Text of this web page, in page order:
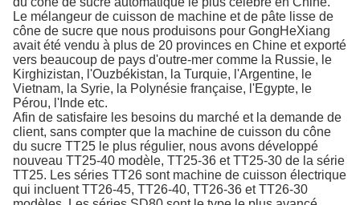
Le mélangeur de cuisson de machine et de pâte lisse de
cône de sucre que nous produisons pour GongHeXiang
avait été vendu à plus de 20 provinces en Chine et exporté
vers beaucoup de pays d'outre-mer comme la Russie, le
Kirghizistan, l'Ouzbékistan, la Turquie, l'Argentine, le
Vietnam, la Syrie, la Polynésie française, l'Egypte, le
Pérou, l'Inde etc.
Afin de satisfaire les besoins du marché et la demande de
client, sans compter que la machine de cuisson du cône
du sucre TT25 le plus régulier, nous avons développé
nouveau TT25-40 modèle, TT25-36 et TT25-30 de la série
TT25. Les séries TT26 sont machine de cuisson électrique
qui incluent TT26-45, TT26-40, TT26-36 et TT26-30